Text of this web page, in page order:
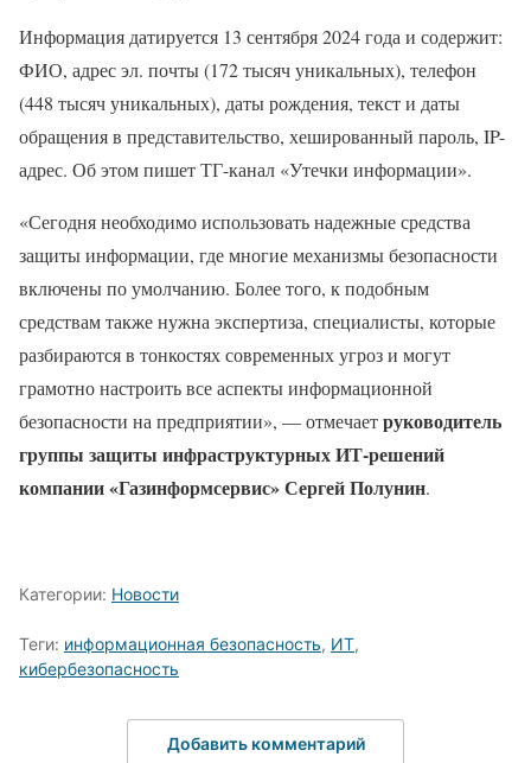
Информация датируется 13 сентября 2024 года и содержит:
ФИО, адрес эл. почты (172 тысяч уникальных), телефон
(448 тысяч уникальных), даты рождения, текст и даты
обращения в представительство, хешированный пароль, IP-
адрес. Об этом пишет ТГ-канал «Утечки информации».
«Сегодня необходимо использовать надежные средства
защиты информации, где многие механизмы безопасности
включены по умолчанию. Более того, к подобным
средствам также нужна экспертиза, специалисты, которые
разбираются в тонкостях современных угроз и могут
грамотно настроить все аспекты информационной
безопасности на предприятии», — отмечаетруководитель
группы защиты инфраструктурных ИТ-решений
компании «Газинформсервис» Сергей Полунин.
Категории: Новости
Теги: информационная безопасность, ИТ,
кибербезопасность
Добавить комментарий